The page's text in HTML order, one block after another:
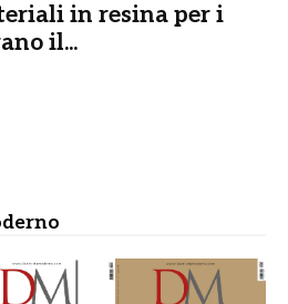
in resina per i
il...